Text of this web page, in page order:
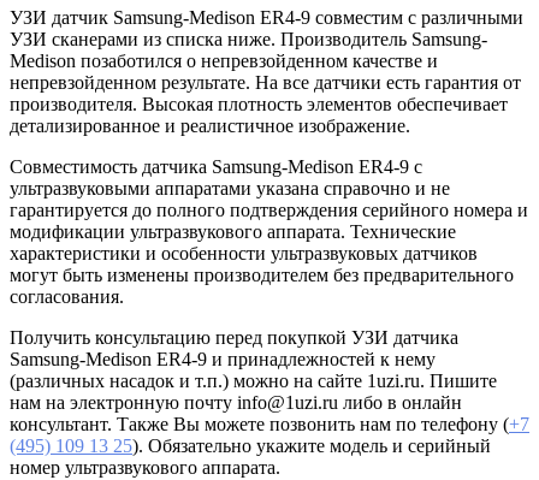
УЗИ датчик Samsung-Medison ER4-9 совместим с различными
УЗИ сканерами из списка ниже. Производитель Samsung-
Medison позаботился о непревзойденном качестве и
непревзойденном результате. На все датчики есть гарантия от
производителя. Высокая плотность элементов обеспечивает
детализированное и реалистичное изображение.
Совместимость датчика Samsung-Medison ER4-9 с
ультразвуковыми аппаратами указана справочно и не
гарантируется до полного подтверждения серийного номера и
модификации ультразвукового аппарата. Технические
характеристики и особенности ультразвуковых датчиков
могут быть изменены производителем без предварительного
согласования.
Получить консультацию перед покупкой УЗИ датчика
Samsung-Medison ER4-9 и принадлежностей к нему
(различных насадок и т.п.) можно на сайте 1uzi.ru. Пишите
нам на электронную почту info@1uzi.ru либо в онлайн
консультант. Также Вы можете позвонить нам по телефону (+7
(495) 109 13 25). Обязательно укажите модель и серийный
номер ультразвукового аппарата.